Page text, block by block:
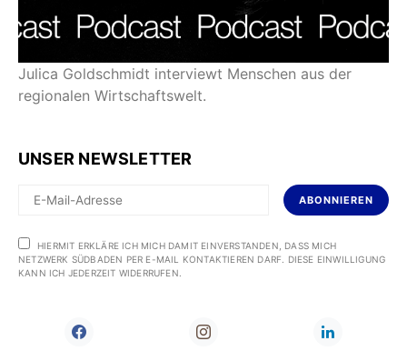
Julica Goldschmidt interviewt Menschen aus der
regionalen Wirtschaftswelt.
UNSER NEWSLETTER
ABONNIEREN
HIERMIT ERKLÄRE ICH MICH DAMIT EINVERSTANDEN, DASS MICH
NETZWERK SÜDBADEN PER E-MAIL KONTAKTIEREN DARF. DIESE EINWILLIGUNG
KANN ICH JEDERZEIT WIDERRUFEN.